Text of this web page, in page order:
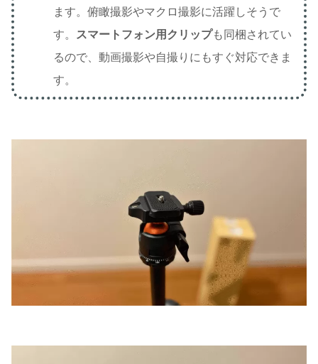
ます。俯瞰撮影やマクロ撮影に活躍しそうで
す。
スマートフォン用クリップも同梱されてい
るので、動画撮影や自撮りにもすぐ対応できま
す。